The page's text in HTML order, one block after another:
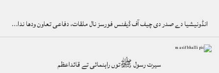
انڈونیشیا دے صدر دی چیف آف ڈیفنس فورسز نال ملقات، دفاعی تعاون ودھا ندا…
سیرت رسول ﷺتوں راہنمائی تے قائداعظم